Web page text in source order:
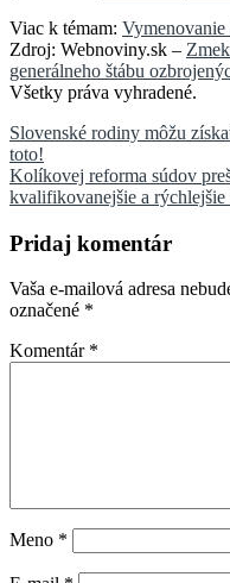
Viac k témam:
Zdroj: Webnoviny.sk –
generálneho štábu
Všetky práva vyhradené.
Navigácia
v
článku
Slovenské rodiny môžu
toto!
Kolíkovej reforma súdov
kvalifikovanejšie a rýchlejšie
Pridaj komentár
Vaša e-mailová adresa
označené *
Komentár *
Meno *